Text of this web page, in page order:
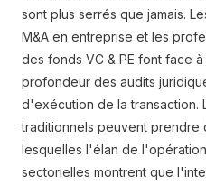
sont plus serrés que jamais.
M&A en entreprise et les
des fonds VC & PE font face
profondeur des audits
d'exécution de la transaction.
traditionnels peuvent prendre
lesquelles l'élan de
sectorielles montrent que